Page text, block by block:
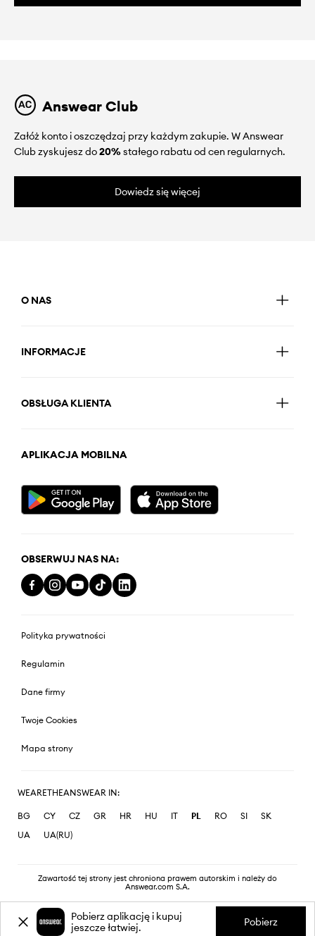
Answear Club
Załóż konto i oszczędzaj przy każdym zakupie. W Answear
Club zyskujesz do20%stałego rabatu od cen regularnych.
Dowiedz się więcej
O NAS
INFORMACJE
OBSŁUGA KLIENTA
APLIKACJA MOBILNA
OBSERWUJ NAS NA:
Polityka prywatności
Regulamin
Dane firmy
Twoje Cookies
Mapa strony
WEARETHEANSWEAR IN:
BG CY CZ GR HR HU IT PL RO SI
SK
UA
UA(RU)
Zawartość tej strony jest chroniona prawem autorskim i należy do
Answear.com S.A.
Pobierz aplikację i kupuj
jeszcze łatwiej.
Pobierz